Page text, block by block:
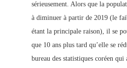
sérieusement. Alors que la
à diminuer à partir de 2019 (le
étant la principale raison), il se
que 10 ans plus tard qu’elle se
bureau des statistiques coréen